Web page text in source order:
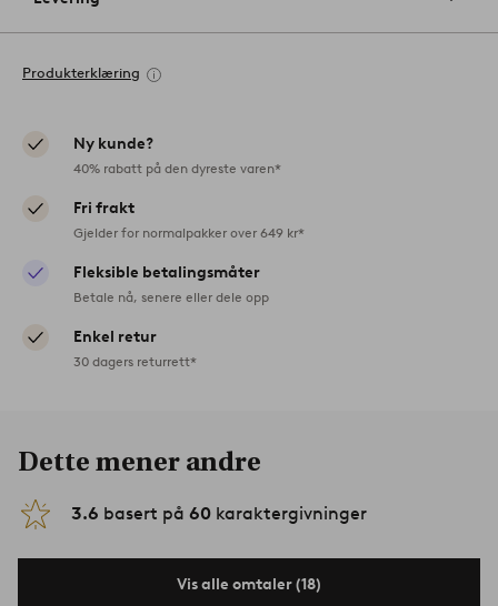
Produkterklæring
Ny kunde?
40% rabatt på den dyreste varen*
Fri frakt
Gjelder for normalpakker over 649 kr*
Fleksible betalingsmåter
Betale nå, senere eller dele opp
Enkel retur
30 dagers returrett*
Dette mener andre
3.6 basert på 60 karaktergivninger
Vis alle omtaler (18)